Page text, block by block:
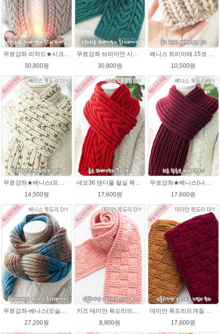
무료강좌 리차드★시크릿울 꽈배기 목도리뜨기DIY 뜨개질
30,800원
무료강좌 브라이언 시크릿울 꽈배기 목도리뜨기 DIY
30,800원
베니스 트리아래 15코 변형고무뜨기 목도리뜨개질 김씨목도리
10,500원
무료강좌★베니스(프린트메가) 목도리DIY패키지(줄바늘포함)
14,500원
네오36 댄디울 털실 목도리뜨개질 손뜨개
17,600원
무료강좌★베니스(나코폴라) 목도리DIY패키지(줄바늘포함)
17,600원
무료강좌-베니스(오슬로울)목도리뜨기 DIY 패키지(줄바늘 포함) 그라데이션목도리
27,200원
키즈 데미안 목도리뜨개질 패키지 (댄디울2볼+도안) 아기목도리뜨기
8,800원
데미안 목도리뜨개질 패키지 (댄디울4볼+도안+줄바늘8호)
17,600원